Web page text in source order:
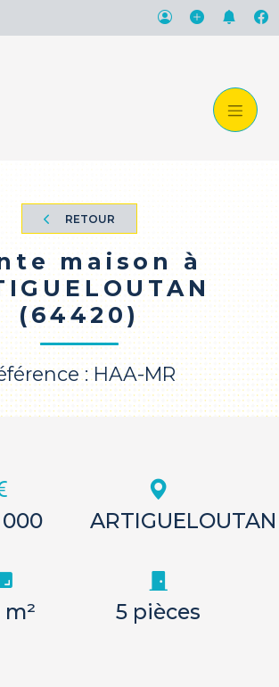
RETOUR
maison à
(64420)
: HAA-MR
ARTIGUELOUTAN
m² 5 pièces